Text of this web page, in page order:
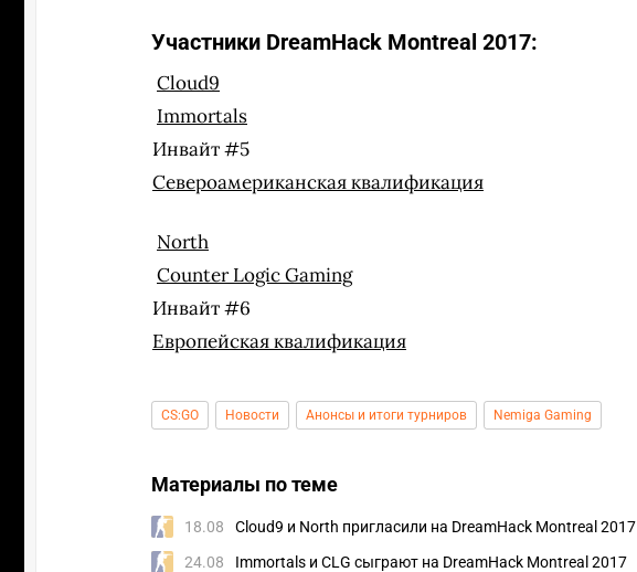
Участники DreamHack Montreal 2017:
Cloud9
Immortals
Инвайт #5
Североамериканская квалификация
North
Counter Logic Gaming
Инвайт #6
Европейская квалификация
CS:GO Новости Анонсы и итоги турниров Nemiga Gaming
Материалы по теме
18.08 Cloud9 и North пригласили на DreamHack Montreal 2017
24.08
Immortals и CLG сыграют на DreamHack Montreal 2017